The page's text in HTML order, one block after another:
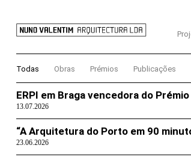
Todas Obras Prémios Publicações
ERPI em Braga vencedora do
13.07.2026
“A Arquitetura do Porto em 90
23.06.2026